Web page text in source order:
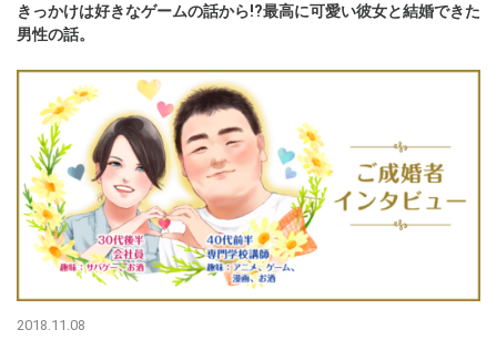
きっかけは好きなゲームの話から!?最高に可愛い彼女と結婚できた
男性の話。
2018.11.08